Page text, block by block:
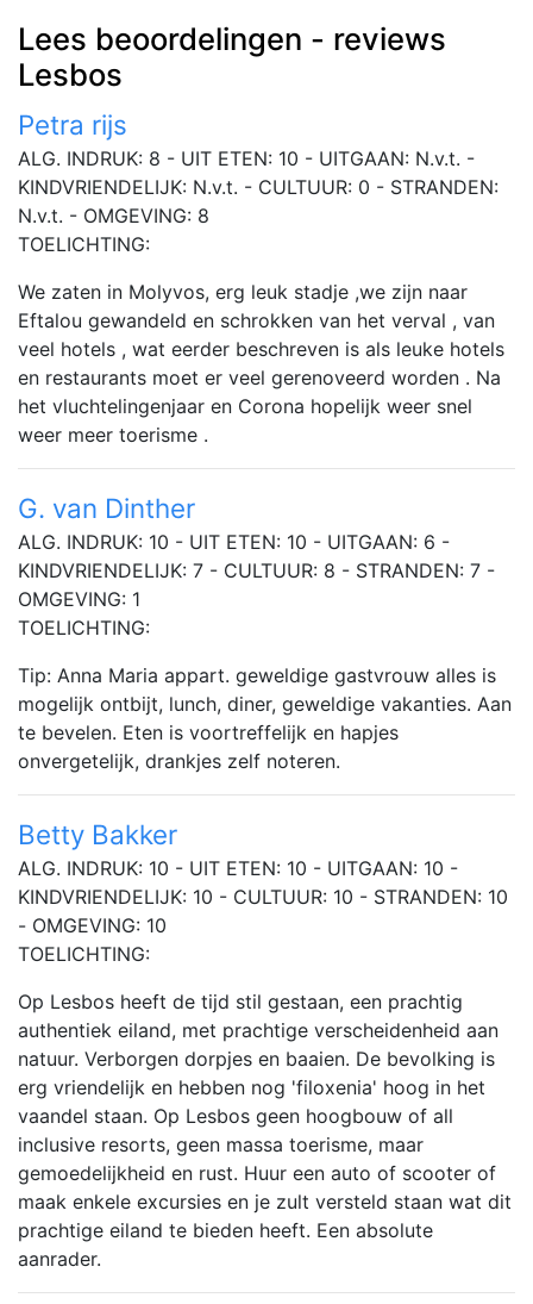
Lees beoordelingen - reviews
Lesbos
Petra rijs
ALG. INDRUK: 8 - UIT ETEN: 10 - UITGAAN: N.v.t. -
KINDVRIENDELIJK: N.v.t. - CULTUUR: 0 - STRANDEN:
N.v.t. - OMGEVING: 8
TOELICHTING:
We zaten in Molyvos, erg leuk stadje ,we zijn naar
Eftalou gewandeld en schrokken van het verval , van
veel hotels , wat eerder beschreven is als leuke hotels
en restaurants moet er veel gerenoveerd worden . Na
het vluchtelingenjaar en Corona hopelijk weer snel
weer meer toerisme .
G. van Dinther
ALG. INDRUK: 10 - UIT ETEN: 10 - UITGAAN: 6 -
KINDVRIENDELIJK: 7 - CULTUUR: 8 - STRANDEN: 7 -
OMGEVING: 1
TOELICHTING:
Tip: Anna Maria appart. geweldige gastvrouw alles is
mogelijk ontbijt, lunch, diner, geweldige vakanties. Aan
te bevelen. Eten is voortreffelijk en hapjes
onvergetelijk, drankjes zelf noteren.
Betty Bakker
ALG. INDRUK: 10 - UIT ETEN: 10 - UITGAAN: 10 -
KINDVRIENDELIJK: 10 - CULTUUR: 10 - STRANDEN: 10
- OMGEVING: 10
TOELICHTING:
Op Lesbos heeft de tijd stil gestaan, een prachtig
authentiek eiland, met prachtige verscheidenheid aan
natuur. Verborgen dorpjes en baaien. De bevolking is
erg vriendelijk en hebben nog 'filoxenia' hoog in het
vaandel staan. Op Lesbos geen hoogbouw of all
inclusive resorts, geen massa toerisme, maar
gemoedelijkheid en rust. Huur een auto of scooter of
maak enkele excursies en je zult versteld staan wat dit
prachtige eiland te bieden heeft. Een absolute
aanrader.